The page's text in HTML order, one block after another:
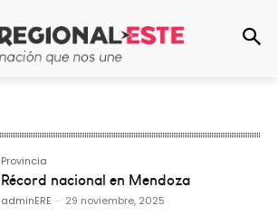
Provincia
Récord nacional en Mendoza
adminERE - 29 noviembre, 2025